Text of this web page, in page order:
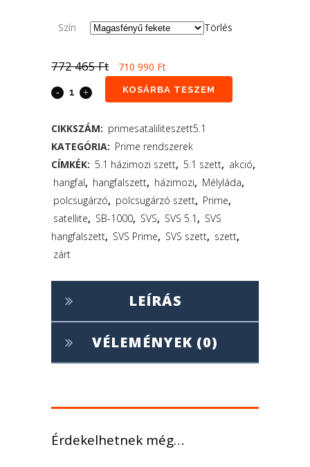
Szín Törlés
772 465Ft 710 990 Ft
KOSÁRBA TESZEM
CIKKSZÁM: primesataliliteszett5.1
KATEGÓRIA: Prime rendszerek
CÍMKÉK: 5.1 házimozi szett, 5.1 szett, akció,
hangfal, hangfalszett, házimozi, Mélyláda,
polcsugárzó, polcsugárzó szett, Prime,
satellite, SB-1000, SVS, SVS 5.1 , SVS
hangfalszett, SVS Prime, SVS szett, szett,
zárt
LEÍRÁS
VÉLEMÉNYEK (0)
Érdekelhetnek még…